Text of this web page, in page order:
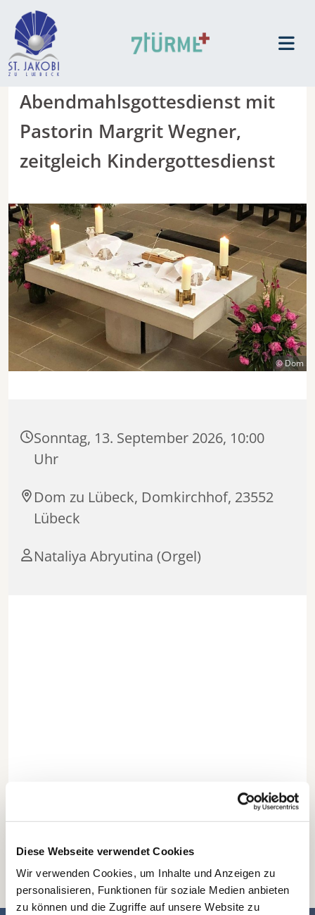
Diese Webseite verwendet Cookies
Wir verwenden Cookies, um Inhalte und Anzeigen zu
personalisieren, Funktionen für soziale Medien anbieten
zu können und die Zugriffe auf unsere Website zu
Abendmahlsgottesdienst mit
Pastorin Margrit Wegner,
zeitgleich Kindergottesdienst
© Dom
Sonntag, 13. September 2026, 10:00
Uhr
Dom zu Lübeck, Domkirchhof, 23552
Lübeck
Nataliya Abryutina (Orgel)